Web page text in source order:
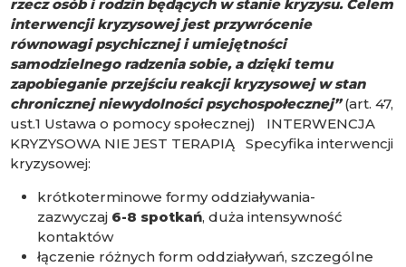
rzecz osób i rodzin będących w stanie kryzysu. Celem
interwencji kryzysowej jest przywrócenie
równowagi psychicznej i umiejętności
samodzielnego radzenia sobie, a dzięki temu
zapobieganie przejściu reakcji kryzysowej w stan
chronicznej niewydolności psychospołecznej”(art. 47,
ust.1 Ustawa o pomocy społecznej) INTERWENCJA
KRYZYSOWA NIE JEST TERAPIĄ Specyfika interwencji
kryzysowej:
krótkoterminowe formy oddziaływania-
zazwyczaj 6-8 spotkań, duża intensywność
kontaktów
łączenie różnych form oddziaływań, szczególne